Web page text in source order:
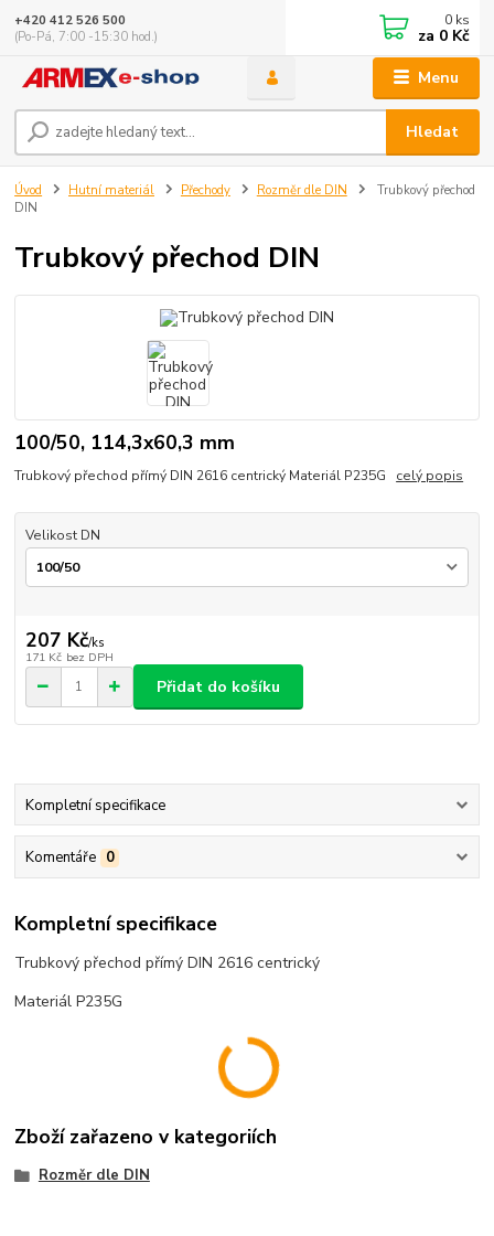
Menu
Hledat
+420 412 526 500
(Po-Pá, 7:00 -15:30 hod.)
0 ks
za 0 Kč
Úvod Hutní materiál Přechody Rozměr dle DIN
Trubkový přechod
DIN
Trubkový přechod DIN
100/50, 114,3x60,3 mm
Trubkový přechod přímý DIN 2616 centrický Materiál P235G celý popis
Velikost DN
207 Kč/ks
171 Kč bez DPH
Přidat do košíku
Kompletní specifikace
Komentáře 0
Kompletní specifikace
Trubkový přechod přímý DIN 2616 centrický
Materiál P235G
Zboží zařazeno v kategoriích
Rozměr dle DIN